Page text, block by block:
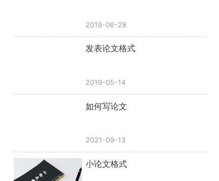
2019-06-28
发表论文格式
2019-05-14
如何写论文
2021-09-13
小论文格式